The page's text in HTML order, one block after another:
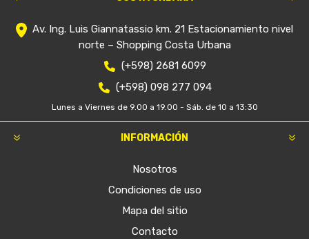
Av. Ing. Luis Giannatassio km. 21 Estacionamiento nivel
norte – Shopping Costa Urbana
(+598) 2681 6099
(+598) 098 277 094
Lunes a Viernes de 9.00 a 19.00 - Sáb. de 10 a 13:30
INFORMACIÓN
Nosotros
Condiciones de uso
Mapa del sitio
Contacto